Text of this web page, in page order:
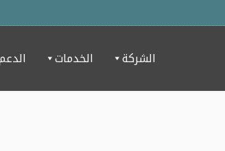
الشركة الخدمات